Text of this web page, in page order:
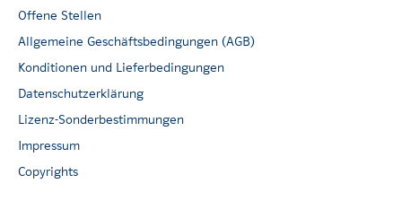
Offene Stellen
Allgemeine Geschäftsbedingungen (AGB)
Konditionen und Lieferbedingungen
Datenschutzerklärung
Lizenz-Sonderbestimmungen
Impressum
Copyrights